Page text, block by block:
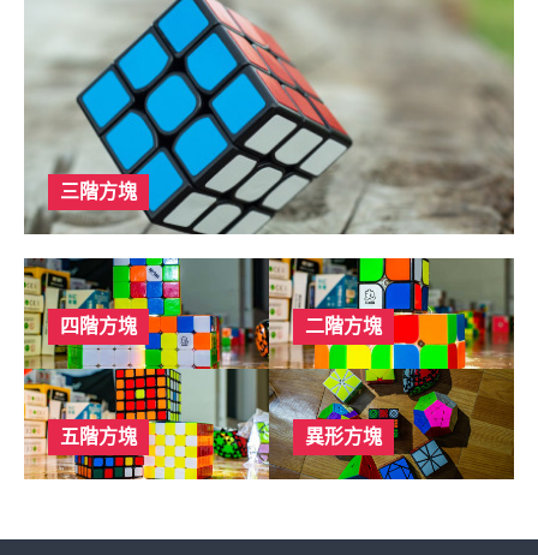
三階方塊
四階方塊 二階方塊
五階方塊 異形方塊